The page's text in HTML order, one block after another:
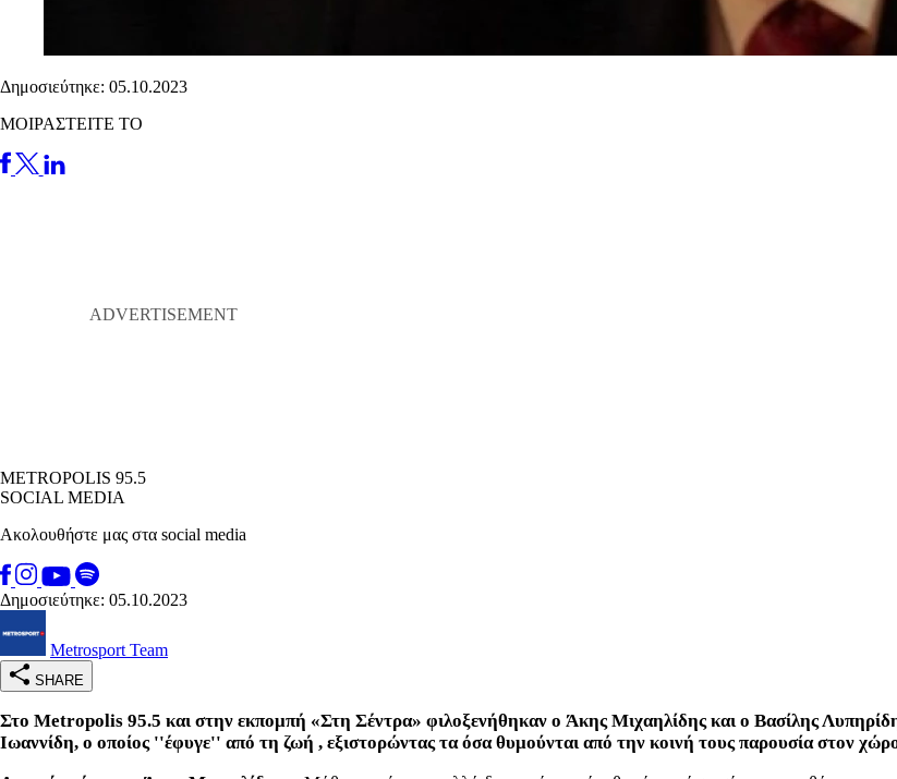
Δημοσιεύτηκε: 05.10.2023
ΜΟΙΡΑΣΤΕΙΤΕ ΤΟ
METROPOLIS 95.5
SOCIAL MEDIA
Ακολουθήστε μας στα social media
Δημοσιεύτηκε: 05.10.2023
Metrosport Team
SHARE
Στο Metropolis 95.5 και στην εκπομπή «Στη Σέντρα» φιλοξενήθηκαν ο Άκης Μιχαηλίδης και ο Βασίλης
Ιωαννίδη, ο οποίος ''έφυγε'' από τη ζωή , εξιστορώντας τα όσα θυμούνται από την κοινή τους παρουσία στον